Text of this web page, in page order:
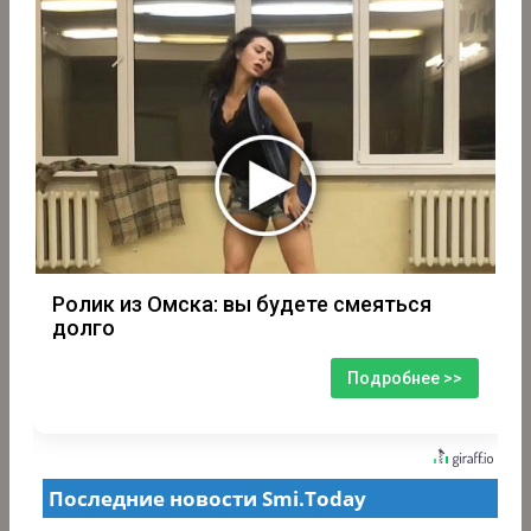
Ролик из Омска: вы будете смеяться
долго
Подробнее >>